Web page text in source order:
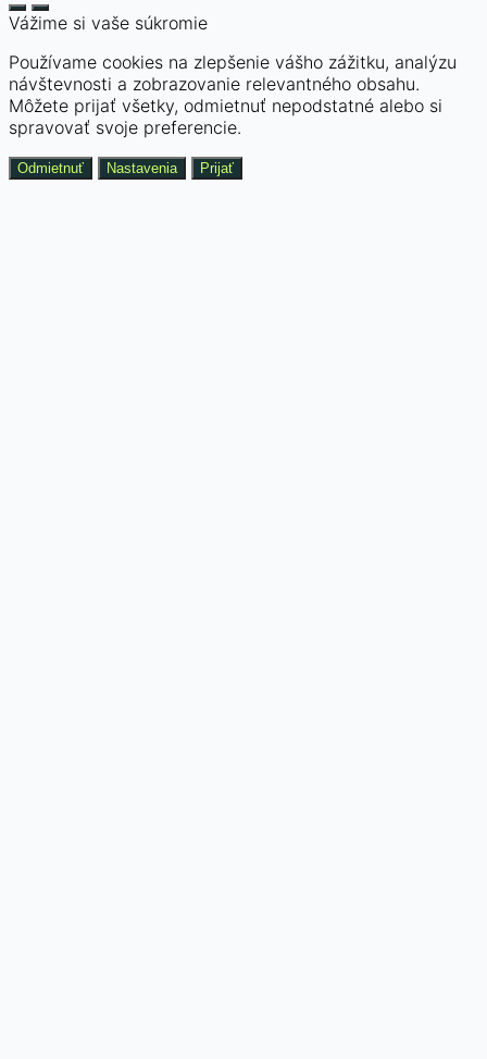
Vážime si vaše súkromie
Používame cookies na zlepšenie vášho zážitku, analýzu
návštevnosti a zobrazovanie relevantného obsahu.
Môžete prijať všetky, odmietnuť nepodstatné alebo si
spravovať svoje preferencie.
Odmietnuť Nastavenia Prijať